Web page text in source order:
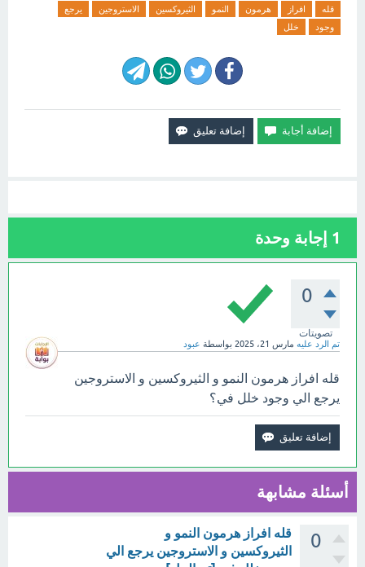
قله افراز هرمون النمو الثيروكسين الاستروجين
يرجع
وجود
خلل
1 إجابة وحدة
0
تصويتات
تم الرد عليه مارس 21، 2025 بواسطة عبود
قله افراز هرمون النمو و الثيروكسين و الاستروجين
يرجع الي وجود خلل في؟
أسئلة مشابهة
0
قله افراز هرمون النمو و
الثيروكسين و الاستروجين يرجع الي